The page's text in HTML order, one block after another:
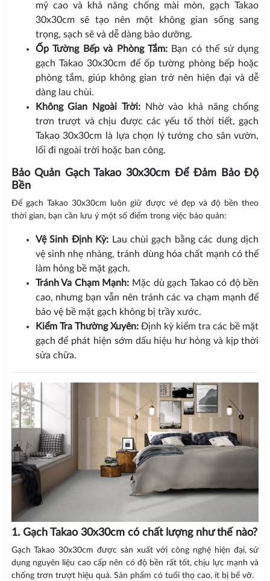
mỹ cao và khả năng chống mài mòn, gạch Takao
30x30cm sẽ tạo nên một không gian sống sang
trọng, sạch sẽ và dễ dàng bảo dưỡng.
Ốp Tường Bếp và Phòng Tắm: Bạn có thể sử dụng
gạch Takao 30x30cm để ốp tường phòng bếp hoặc
phòng tắm, giúp không gian trở nên hiện đại và dễ
dàng lau chùi.
Không Gian Ngoài Trời:Nhờ vào khả năng chống
trơn trượt và chịu được các yếu tố thời tiết, gạch
Takao 30x30cm là lựa chọn lý tưởng cho sân vườn,
lối đi ngoài trời hoặc ban công.
Bảo Quản Gạch Takao 30x30cm Để Đảm Bảo Độ
Bền
Để gạch Takao 30x30cm luôn giữ được vẻ đẹp và độ bền theo
thời gian, bạn cần lưu ý một số điểm trong việc bảo quản:
Vệ Sinh Định Kỳ: Lau chùi gạch bằng các dung dịch
vệ sinh nhẹ nhàng, tránh dùng hóa chất mạnh có thể
làm hỏng bề mặt gạch.
Tránh Va Chạm Mạnh: Mặc dù gạch Takao có độ bền
cao, nhưng bạn vẫn nên tránh các va chạm mạnh để
bảo vệ bề mặt gạch không bị trầy xước.
Kiểm Tra Thường Xuyên:Định kỳ kiểm tra các bề mặt
gạch để phát hiện sớm dấu hiệu hư hỏng và kịp thời
sửa chữa.
1. Gạch Takao 30x30cm có chất lượng như thế nào?
Gạch Takao 30x30cm được sản xuất với công nghệ hiện đại, sử
dụng nguyên liệu cao cấp nên có độ bền rất tốt, chịu lực mạnh và
chống trơn trượt hiệu quả. Sản phẩm có tuổi thọ cao, ít bị bể vỡ.